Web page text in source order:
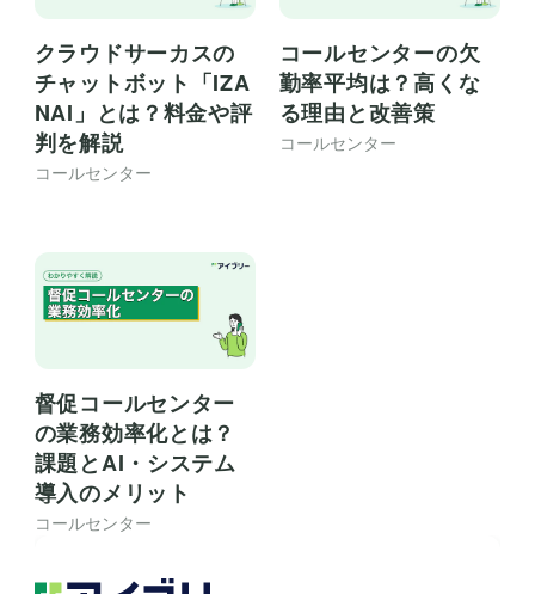
クラウドサーカスの
チャットボット「IZA
NAI」とは？料金や評
判を解説
コールセンター
コールセンターの欠
勤率平均は？高くな
る理由と改善策
コールセンター
督促コールセンター
の業務効率化とは？
課題とAI・システム
導入のメリット
コールセンター